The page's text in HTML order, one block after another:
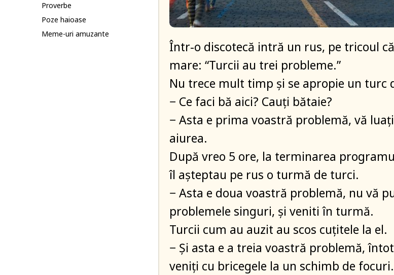
Proverbe
Poze haioase
Meme-uri amuzante
Într-o discotecă intră un rus, pe tricoul
mare: “Turcii au trei probleme.”
Nu trece mult timp și se apropie un turc
− Ce faci bă aici? Cauți bătaie?
− Asta e prima voastră problemă, vă
aiurea.
După vreo 5 ore, la terminarea
îl așteptau pe rus o turmă de turci.
− Asta e doua voastră problemă, nu vă
problemele singuri, și veniti în turmă.
Turcii cum au auzit au scos cuțitele la el.
− Și asta e a treia voastră problemă,
veniți cu bricegele la un schimb de focuri.